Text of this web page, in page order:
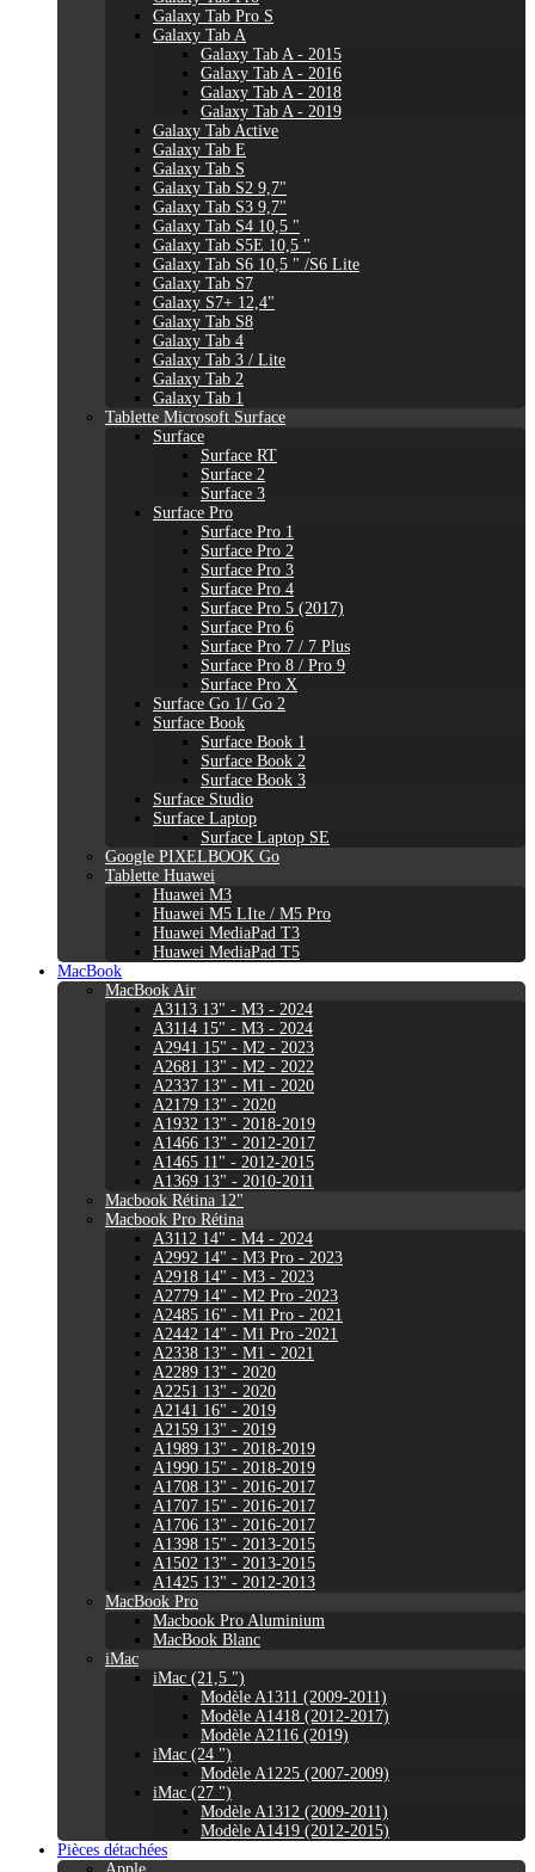
Galaxy Tab Pro S
Galaxy Tab A
Galaxy Tab A - 2015
Galaxy Tab A - 2016
Galaxy Tab A - 2018
Galaxy Tab A - 2019
Galaxy Tab Active
Galaxy Tab E
Galaxy Tab S
Galaxy Tab S2 9,7"
Galaxy Tab S3 9,7"
Galaxy Tab S4 10,5 "
Galaxy Tab S5E 10,5 "
Galaxy Tab S6 10,5 " /S6 Lite
Galaxy Tab S7
Galaxy S7+ 12,4"
Galaxy Tab S8
Galaxy Tab 4
Galaxy Tab 3 / Lite
Galaxy Tab 2
Galaxy Tab 1
Tablette Microsoft Surface
Surface
Surface RT
Surface 2
Surface 3
Surface Pro
Surface Pro 1
Surface Pro 2
Surface Pro 3
Surface Pro 4
Surface Pro 5 (2017)
Surface Pro 6
Surface Pro 7 / 7 Plus
Surface Pro 8 / Pro 9
Surface Pro X
Surface Go 1/ Go 2
Surface Book
Surface Book 1
Surface Book 2
Surface Book 3
Surface Studio
Surface Laptop
Surface Laptop SE
Google PIXELBOOK Go
Tablette Huawei
Huawei M3
Huawei M5 LIte / M5 Pro
Huawei MediaPad T3
Huawei MediaPad T5
MacBook
MacBook Air
A3113 13" - M3 - 2024
A3114 15" - M3 - 2024
A2941 15" - M2 - 2023
A2681 13" - M2 - 2022
A2337 13" - M1 - 2020
A2179 13" - 2020
A1932 13" - 2018-2019
A1466 13" - 2012-2017
A1465 11" - 2012-2015
A1369 13" - 2010-2011
Macbook Rétina 12"
Macbook Pro Rétina
A3112 14" - M4 - 2024
A2992 14" - M3 Pro - 2023
A2918 14" - M3 - 2023
A2779 14" - M2 Pro -2023
A2485 16" - M1 Pro - 2021
A2442 14" - M1 Pro -2021
A2338 13" - M1 - 2021
A2289 13" - 2020
A2251 13" - 2020
A2141 16" - 2019
A2159 13" - 2019
A1989 13" - 2018-2019
A1990 15" - 2018-2019
A1708 13" - 2016-2017
A1707 15" - 2016-2017
A1706 13" - 2016-2017
A1398 15" - 2013-2015
A1502 13" - 2013-2015
A1425 13" - 2012-2013
MacBook Pro
Macbook Pro Aluminium
MacBook Blanc
iMac
iMac (21,5 ")
Modèle A1311 (2009-2011)
Modèle A1418 (2012-2017)
Modèle A2116 (2019)
iMac (24 ")
Modèle A1225 (2007-2009)
iMac (27 ")
Modèle A1312 (2009-2011)
Modèle A1419 (2012-2015)
Pièces détachées